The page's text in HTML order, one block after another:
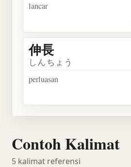
lancar
伸長
しんちょう
perluasan
Contoh Kalimat
5 kalimat referensi